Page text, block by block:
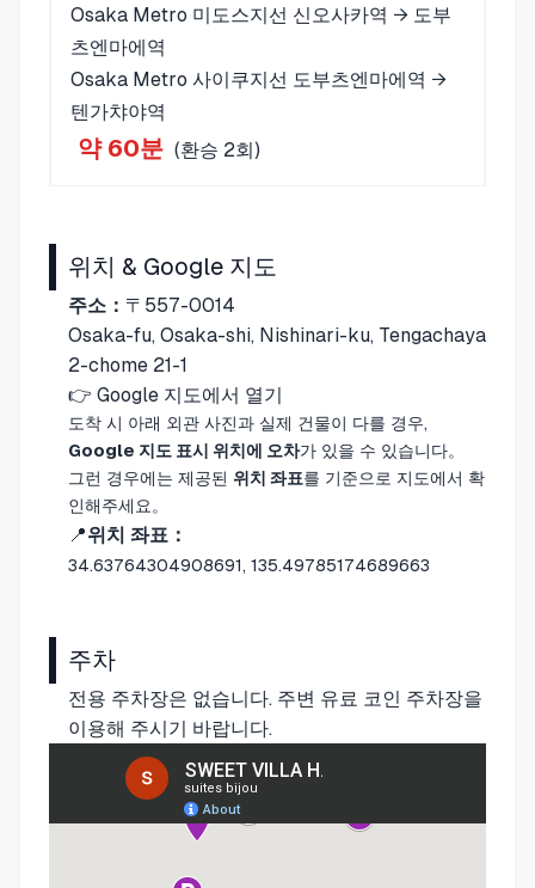
Osaka Metro 미도스지선 신오사카역 → 도부
츠엔마에역
Osaka Metro 사이쿠지선 도부츠엔마에역 →
텐가챠야역
약 60분 (환승 2회)
위치 & Google 지도
주소： 〒557-0014
Osaka-fu, Osaka-shi, Nishinari-ku, Tengachaya
2-chome 21-1
👉 Google 지도에서 열기
도착 시 아래 외관 사진과 실제 건물이 다를 경우,
Google 지도 표시 위치에 오차가 있을 수 있습니다。
그런 경우에는 제공된 위치 좌표를 기준으로 지도에서 확
인해주세요。
📍위치 좌표：
34.63764304908691, 135.49785174689663
주차
전용 주차장은 없습니다. 주변 유료 코인 주차장을
이용해 주시기 바랍니다.